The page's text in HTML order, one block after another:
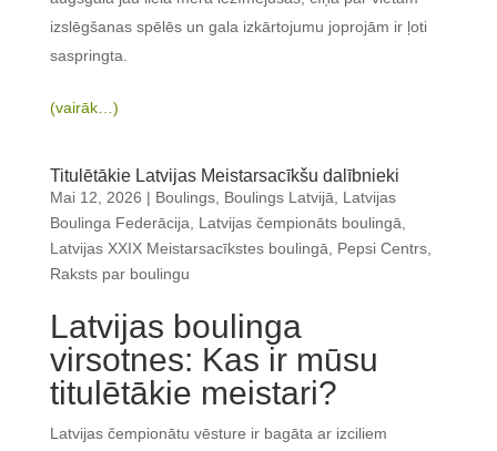
izslēgšanas spēlēs un gala izkārtojumu joprojām ir ļoti
saspringta.
(vairāk…)
Titulētākie Latvijas Meistarsacīkšu dalībnieki
Mai 12, 2026 | Boulings, Boulings Latvijā
Latvijas
Boulinga Federācija
Latvijas čempionāts boulingā
Latvijas XXIX Meistarsacīkstes boulingā
Pepsi Centrs,
Raksts par boulingu
Latvijas boulinga
virsotnes: Kas ir mūsu
titulētākie meistari?
Latvijas čempionātu vēsture ir bagāta ar izciliem